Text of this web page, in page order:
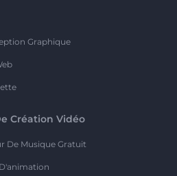
Graphique
Création Vidéo
De Musique Gratuit